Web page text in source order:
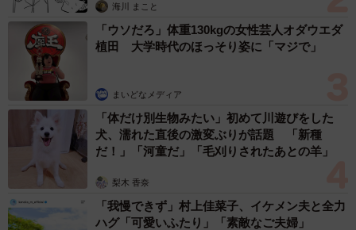
が“クン活”しているあいだ、暇をもてあましてすることがあ
りますね」
放っておくと3分くらいは、このまま続けているという横綱
ちゃん。そんな我が子の姿に、付き添っている飼い主さん
の心境をうかがうと、とても優しい言葉が返ってきまし
た。
「通りすがりの人に笑われるので、私としては駄々をこね
ている子どもを見ている親のような気持ちです（笑）」
海川 まこと
「ウソだろ」体重130kgの女性芸人オダウエダ
植田 大学時代のほっそり姿に「マジで」
まいどなメディア
「体だけ別生物みたい」初めて川遊びをした
犬、濡れた直後の激変ぶりが話題 「新種
だ！」「河童だ」「毛刈りされたあとの羊」
梨木 香奈
「我慢できず」村上佳菜子、イケメン夫と全力
ハグ「可愛いふたり」「素敵なご夫婦」